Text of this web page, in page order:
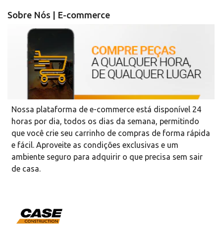
Sobre Nós | E-commerce
Nossa plataforma de e-commerce está disponível 24
horas por dia, todos os dias da semana, permitindo
que você crie seu carrinho de compras de forma rápida
e fácil. Aproveite as condições exclusivas e um
ambiente seguro para adquirir o que precisa sem sair
de casa.